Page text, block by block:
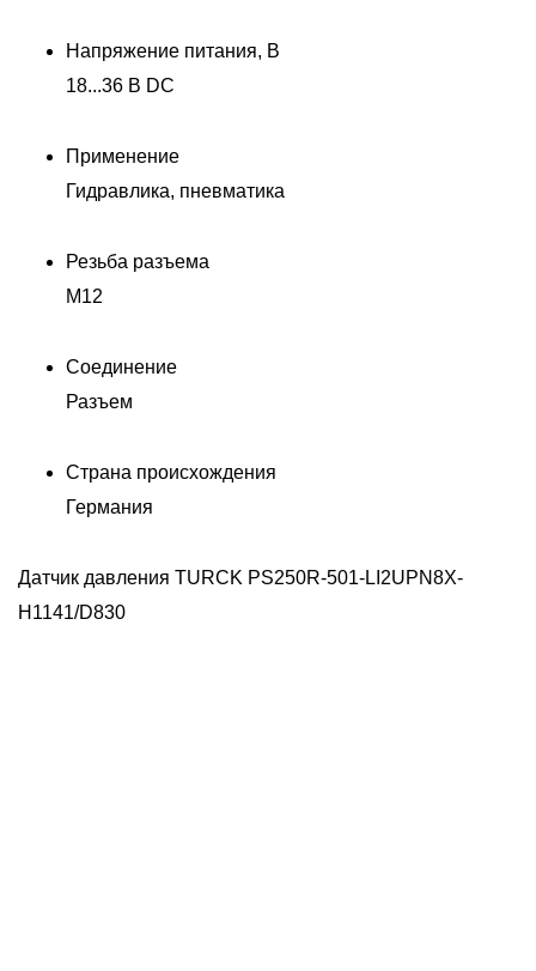
Напряжение питания, В
18...36 В DC
Применение
Гидравлика, пневматика
Резьба разъема
M12
Соединение
Разъем
Страна происхождения
Германия
Датчик давления TURCK PS250R-501-LI2UPN8X-
H1141/D830